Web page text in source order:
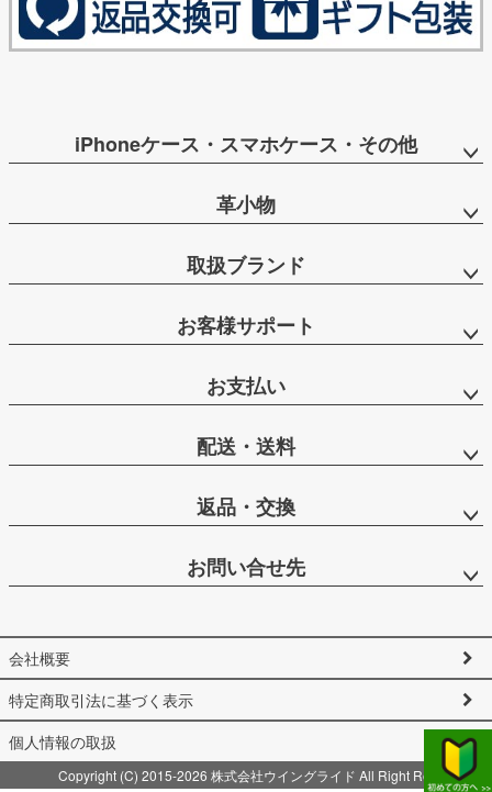
iPhoneケース・スマホケース・その他
革小物
取扱ブランド
お客様サポート
お支払い
配送・送料
返品・交換
お問い合せ先
会社概要
特定商取引法に基づく表示
個人情報の取扱
Copyright (C) 2015-2026 株式会社ウイングライド All Right Reserved.